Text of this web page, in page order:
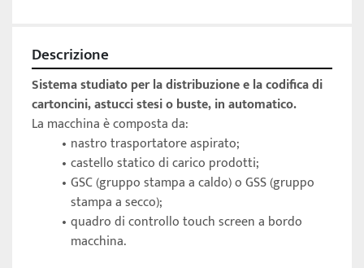
Descrizione
Sistema studiato per la distribuzione e la codifica di
cartoncini, astucci stesi o buste, in automatico.
La macchina è composta da:
nastro trasportatore aspirato;
castello statico di carico prodotti;
GSC (gruppo stampa a caldo) o GSS (gruppo
stampa a secco);
quadro di controllo touch screen a bordo
macchina.